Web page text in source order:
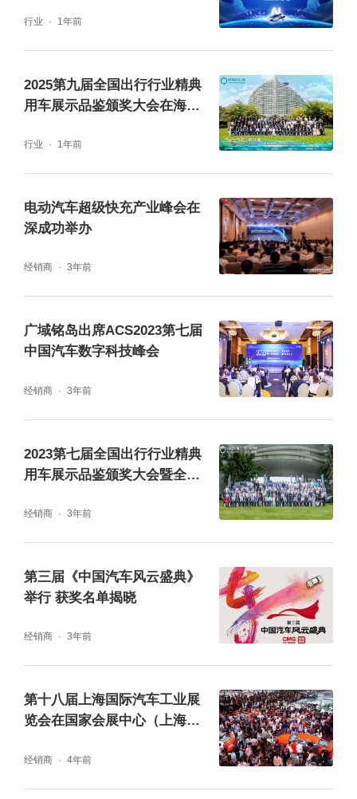
张红、证券日报汽车总监王禁等媒体嘉宾应邀
与会。
依托搜狐5G直播技术，峰会采取线上线下、场
内外嘉宾无延时直播联动的形式。打开搜狐视
频APP，搜索进入“搜狐汽车”直播间，即可在
线观看峰会精彩内容。搜狐汽车微信视频号、
搜狐汽车微博同步转播。
占祥率先发表致辞，为演讲环节拉开序幕。他
现场分享了一大亮眼数据——“2021年全年中
销量正增长。”在芯片短缺、原料价格上涨及疫
情反复的重重压力下，这一数据无疑对提振汽
车行业的信心有重要意义。他还提醒与会嘉宾
行业 1年前
2025第九届全国出行行业精典
用车展示品鉴颁奖大会在海南
行业 1年前
电动汽车超级快充产业峰会在
深成功举办
经销商 3年前
广域铭岛出席ACS2023第七届
中国汽车数字科技峰会
经销商 3年前
2023第七届全国出行行业精典
用车展示品鉴颁奖大会暨全国
落幕
经销商 3年前
第三届《中国汽车风云盛典》
举行 获奖名单揭晓
经销商 3年前
第十八届上海国际汽车工业展
览会在国家会展中心（上海）
经销商 4年前